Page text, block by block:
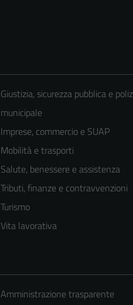
Giustizia, sicurezza pubblica e
municipale
Imprese, commercio e SUAP
Mobilità e trasporti
Salute, benessere e assistenza
Tributi, finanze e contravvenzioni
Turismo
Vita lavorativa
Amministrazione trasparente